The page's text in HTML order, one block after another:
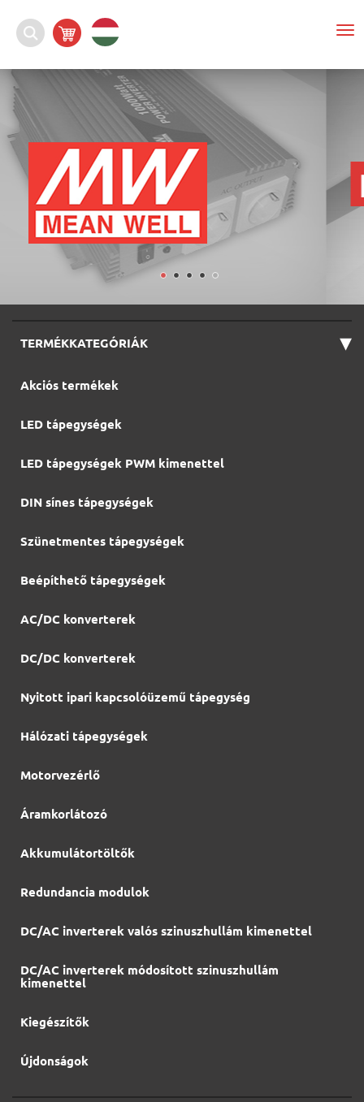
TERMÉKKATEGÓRIÁK ▾
Akciós termékek
LED tápegységek
LED tápegységek PWM kimenettel
DIN sínes tápegységek
Szünetmentes tápegységek
Beépíthető tápegységek
AC/DC konverterek
DC/DC konverterek
Nyitott ipari kapcsolóüzemű tápegység
Hálózati tápegységek
Motorvezérlő
Áramkorlátozó
Akkumulátortöltők
Redundancia modulok
DC/AC inverterek valós szinuszhullám kimenettel
DC/AC inverterek módosított szinuszhullám
kimenettel
Kiegészítők
Újdonságok